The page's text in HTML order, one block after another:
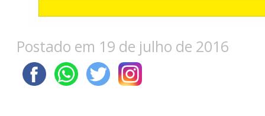
Postado em 19 de julho de 2016